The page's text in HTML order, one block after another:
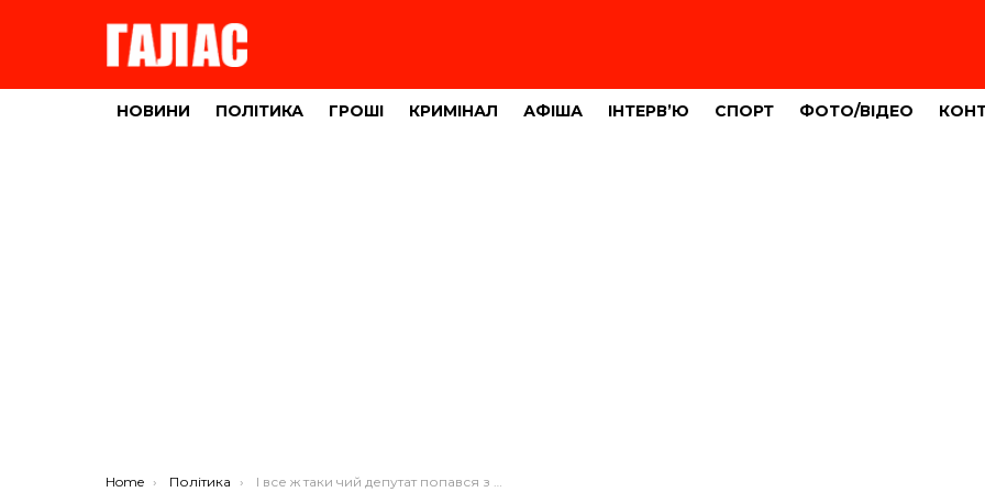
НОВИНИ ПОЛІТИКА ГРОШІ КРИМІНАЛ АФІША ІНТЕРВ’Ю СПОРТ ФОТО/ВІДЕО
You are here:
Home Політика І все ж таки чий депутат попався з хабарем?